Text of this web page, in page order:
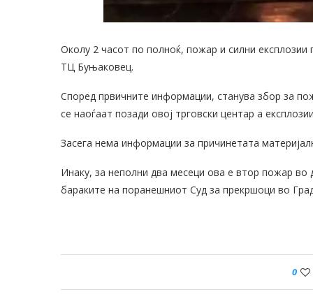
Околу 2 часот по полноќ, пожар и силни експлозии
ТЦ Буњаковец.
Според првичните информации, станува збор за
се наоѓаат позади овој трговски центар а
Засега нема информации за причинетата
Инаку, за неполни два месеци ова е втор пожар во
бараките на поранешниот Суд за прекршоци во
0